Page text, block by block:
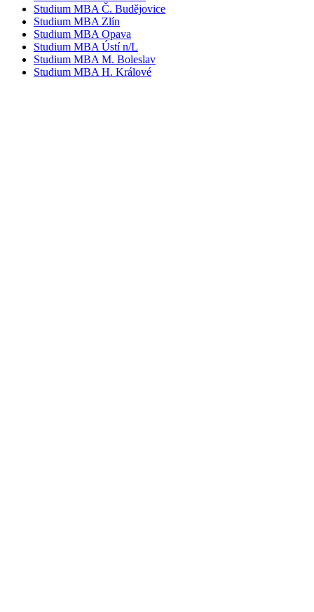
Studium MBA Č. Budějovice
Studium MBA Zlín
Studium MBA Opava
Studium MBA Ústí n/L
Studium MBA M. Boleslav
Studium MBA H. Králové